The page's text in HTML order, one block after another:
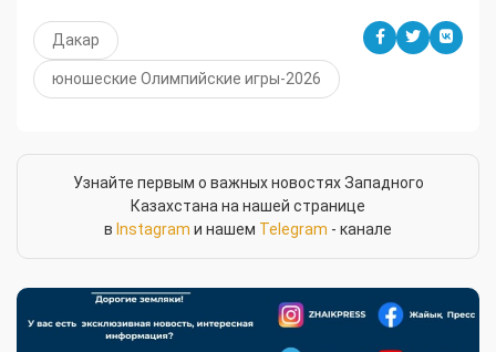
Дакар
юношеские Олимпийские игры-2026
Узнайте первым о важных новостях Западного
Казахстана на нашей странице
в Instagram и нашем Telegram - канале